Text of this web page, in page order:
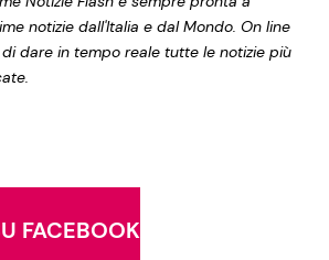
notizie dall'Italia e dal Mondo. On line
di dare in tempo reale tutte le notizie più
FACEBOOK